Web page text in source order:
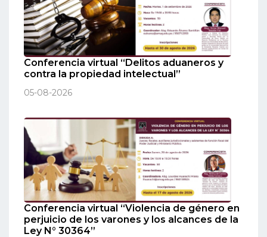
Conferencia virtual “Delitos aduaneros y
contra la propiedad intelectual”
05-08-2026
Conferencia virtual “Violencia de género en
perjuicio de los varones y los alcances de la
Ley N° 30364”